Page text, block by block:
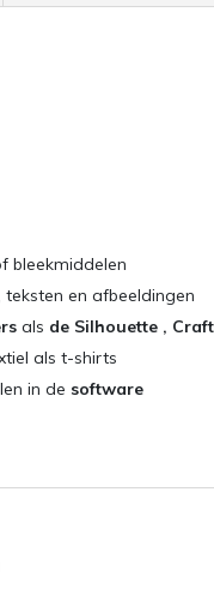
bleekmiddelen
teksten en afbeeldingen
als de Silhouette ,
als t-shirts
in de software